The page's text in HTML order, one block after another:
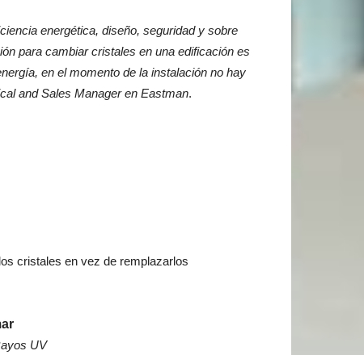
energética, diseño, seguridad y sobre
para cambiar cristales en una edificación es
en el momento de la instalación no hay
and Sales Manager en Eastman.
cristales en vez de remplazarlos
UV